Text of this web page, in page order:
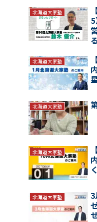
北海道大家塾
北海道大家塾
北海道大家塾
北海道大家塾
北海道大家塾